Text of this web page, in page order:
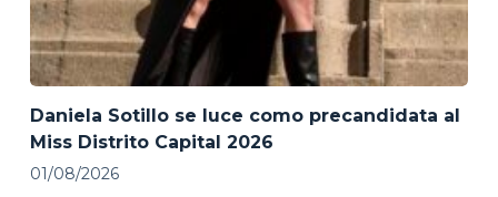
Daniela Sotillo se luce como precandidata al
Miss Distrito Capital 2026
01/08/2026